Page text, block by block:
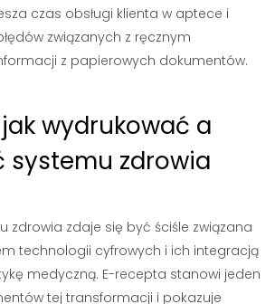
czas obsługi klienta w aptece i
związanych z ręcznym
z papierowych dokumentów.
wydrukować a
systemu zdrowia
zdrowia zdaje się być ściśle związana
technologii cyfrowych i ich integracją
medyczną. E-recepta stanowi jeden
tej transformacji i pokazuje